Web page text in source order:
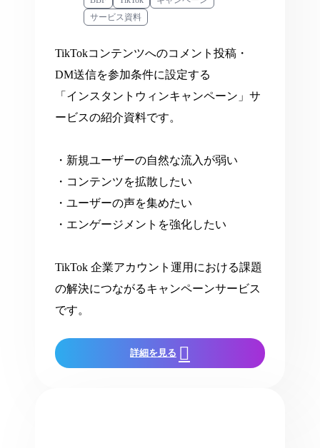
サービス資料
TikTokコンテンツへのコメント投稿・
DM送信を参加条件に設定する
「インスタントウィンキャンペーン」サ
ービスの紹介資料です。
・新規ユーザーの自然な流入が弱い
・コンテンツを拡散したい
・ユーザーの声を集めたい
・エンゲージメントを強化したい
TikTok 企業アカウント運用における課題
の解決につながるキャンペーンサービス
です。
詳細を見る